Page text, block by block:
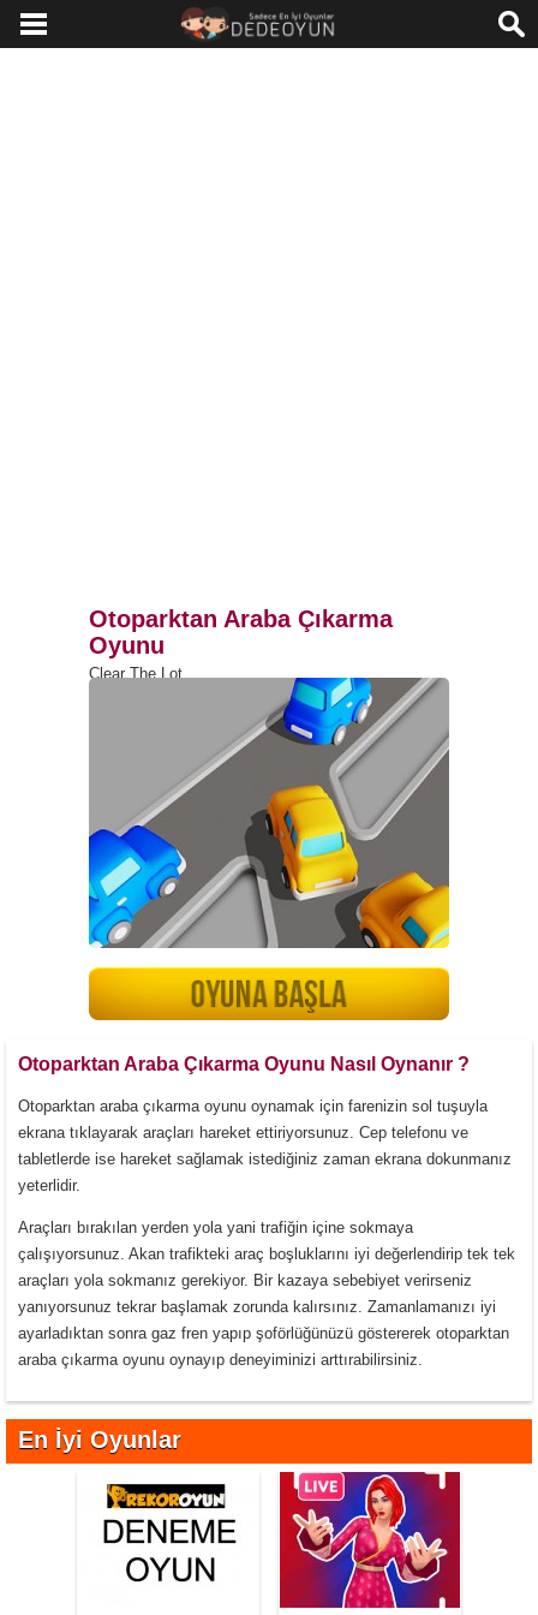
Otoparktan Araba Çıkarma
Oyunu
Clear The Lot
Otoparktan Araba Çıkarma Oyunu Nasıl Oynanır ?
Otoparktan araba çıkarma oyunu oynamak için farenizin sol tuşuyla
ekrana tıklayarak araçları hareket ettiriyorsunuz. Cep telefonu ve
tabletlerde ise hareket sağlamak istediğiniz zaman ekrana dokunmanız
yeterlidir.
Araçları bırakılan yerden yola yani trafiğin içine sokmaya
çalışıyorsunuz. Akan trafikteki araç boşluklarını iyi değerlendirip tek tek
araçları yola sokmanız gerekiyor. Bir kazaya sebebiyet verirseniz
yanıyorsunuz tekrar başlamak zorunda kalırsınız. Zamanlamanızı iyi
ayarladıktan sonra gaz fren yapıp şoförlüğünüzü göstererek otoparktan
araba çıkarma oyunu oynayıp deneyiminizi arttırabilirsiniz.
En İyi Oyunlar